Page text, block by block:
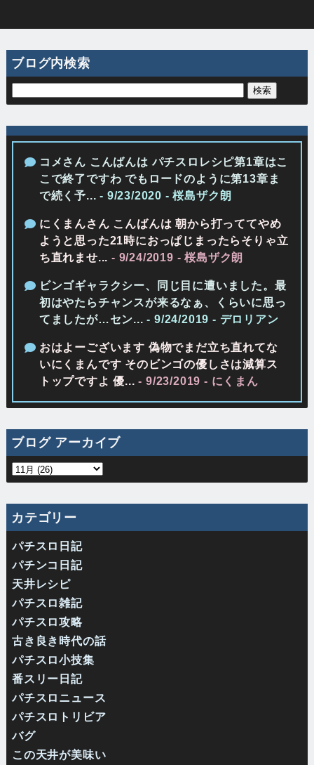
ブログ内検索
コメさん こんばんは パチスロレシピ第1章はこ
こで終了ですわ でもロードのように第13章ま
で続く予... - 9/23/2020 - 桜島ザク朗
にくまんさん こんばんは 朝から打っててやめ
ようと思った21時におっぱじまったらそりゃ立
ち直れませ... - 9/24/2019 - 桜島ザク朗
ビンゴギャラクシー、同じ目に遭いました。最
初はやたらチャンスが来るなぁ、くらいに思っ
てましたが…セン... - 9/24/2019 - デロリアン
おはよーございます 偽物でまだ立ち直れてな
いにくまんです そのビンゴの優しさは減算ス
トップですよ 優... - 9/23/2019 - にくまん
ブログ アーカイブ
カテゴリー
パチスロ日記
パチンコ日記
天井レシピ
パチスロ雑記
パチスロ攻略
古き良き時代の話
パチスロ小技集
番スリー日記
パチスロニュース
パチスロトリビア
バグ
この天井が美味い